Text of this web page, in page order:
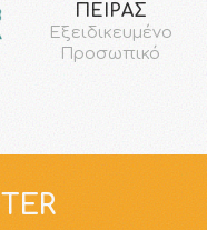
ΠΕΙΡΑΣ
Εξειδικευμένο
Προσωπικό